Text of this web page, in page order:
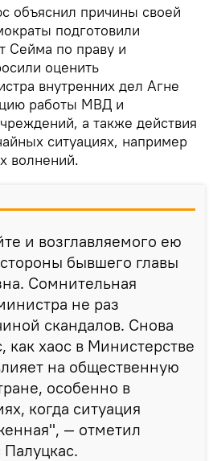
объяснил причины своей
подготовили
Сейма по праву и
оценить
внутренних дел Агне
работы МВД и
а также действия
ситуациях, например
волнений.
и возглавляемого ею
бывшего главы
Сомнительная
не раз
скандалов. Снова
как хаос в Министерстве
на общественную
особенно в
когда ситуация
— отметил
Палуцкас.